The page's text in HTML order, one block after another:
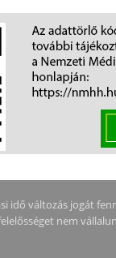
idő változás jogát
nem